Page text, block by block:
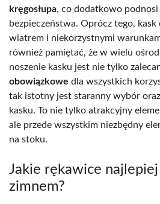
kręgosłupa, co dodatkowo podnosi
bezpieczeństwa. Oprócz tego,
wiatrem i niekorzystnymi
również pamiętać, że w wielu
noszenie kasku jest nie tylko
obowiązkowe dla wszystkich
tak istotny jest staranny wybór
kasku. To nie tylko atrakcyjny
ale przede wszystkim niezbędny
na stoku.
Jakie rękawice
zimnem?